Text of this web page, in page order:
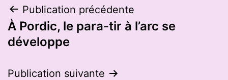
Navigation
de
Publication précédente
À Pordic, le para-tir à l’arc se
développe
Publication suivante